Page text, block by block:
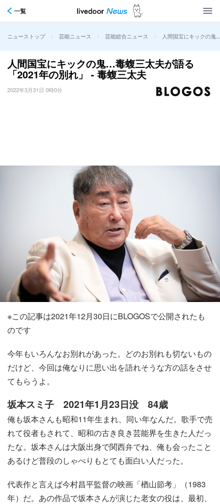
一覧
ニューストップ > 芸能ニュース > 芸能総合ニュース > 人間国宝にキックの鬼
人間国宝にキックの鬼…毒蝮三太夫が語る
「2021年の別れ」 - 毒蝮三太夫
2022年3月31日 0時0分
※この記事は2021年12月30日にBLOGOSで公開されたも
のです
今年もいろんなお別れがあった。どのお別れも切ないもの
だけど、今回は俺なりに思い出を語れそうな方の話をさせ
てもらうよ。
坂本スミ子 2021年1月23日没 84歳
俺も坂本さんも昭和11年生まれ、同い年なんだ。歌手で売
れて役者もされて、昭和の古き良き芸能界を生きた人だっ
たな。坂本さんは大阪出身で関西弁でね、俺も会ったこと
あるけど普段のしゃべりもとても面白い人だった。
代表作と言えば今村昌平監督の映画「楢山節考」（1983
年）だ。あの作品で坂本さんが演じた老女の役は、最初、